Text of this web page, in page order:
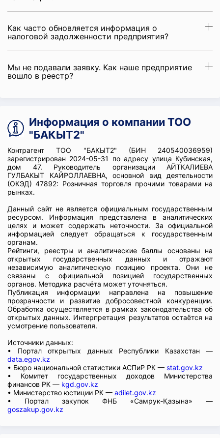
Как часто обновляется информация о
налоговой задолженности предприятия?
Мы не подавали заявку. Как наше предприятие
вошло в реестр?
Информация о компании ТОО
"БАКЫТ2"
Контрагент ТОО "БАКЫТ2" (БИН 240540036959)
зарегистрирован 2024-05-31 по адресу улица Кубинская,
дом 47. Руководитель организации АЙТКАЛИЕВА
ГУЛБАКЫТ КАЙРОЛЛАЕВНА, основной вид деятельности
(ОКЭД) 47892: Розничная торговля прочими товарами на
рынках.
Данный сайт не является официальным государственным
ресурсом. Информация представлена в аналитических
целях и может содержать неточности. За официальной
информацией следует обращаться к государственным
органам.
Рейтинги, реестры и аналитические баллы основаны на
открытых государственных данных и отражают
независимую аналитическую позицию проекта. Они не
связаны с официальной позицией государственных
органов. Методика расчёта может уточняться.
Публикация информации направлена на повышение
прозрачности и развитие добросовестной конкуренции.
Обработка осуществляется в рамках законодательства об
открытых данных. Интерпретация результатов остаётся на
усмотрение пользователя.
Источники данных:
• Портал открытых данных Республики Казахстан —
data.egov.kz
• Бюро национальной статистики АСПиР РК — stat.gov.kz
• Комитет государственных доходов Министерства
финансов РК — kgd.gov.kz
• Министерство юстиции РК — adilet.gov.kz
• Портал закупок ФНБ «Самрук-Қазына» —
goszakup.gov.kz